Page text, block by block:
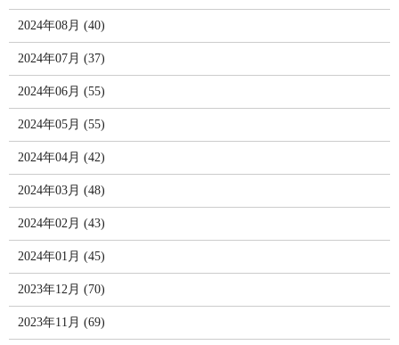
2024年08月 (40)
2024年07月 (37)
2024年06月 (55)
2024年05月 (55)
2024年04月 (42)
2024年03月 (48)
2024年02月 (43)
2024年01月 (45)
2023年12月 (70)
2023年11月 (69)